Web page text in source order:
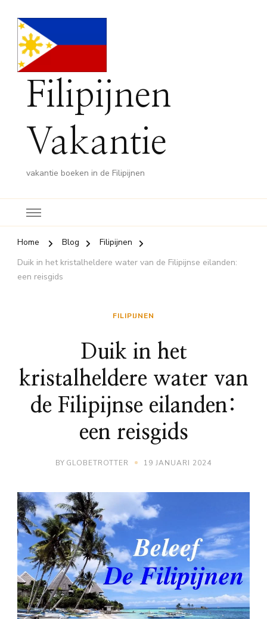
Filipijnen
Vakantie
vakantie boeken in de Filipijnen
Home Blog
Filipijnen
Duik in het kristalheldere water van de Filipijnse eilanden:
een reisgids
FILIPIJNEN
Duik in het
kristalheldere water van
de Filipijnse eilanden:
een reisgids
BY GLOBETROTTER 19 JANUARI 2024